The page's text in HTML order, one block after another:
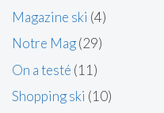
Magazine ski (4)
Notre Mag(29)
On a testé (11)
Shopping ski (10)